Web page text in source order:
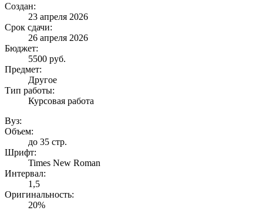
Создан:
23 апреля 2026
Срок сдачи:
26 апреля 2026
Бюджет:
5500 руб.
Предмет:
Другое
Тип работы:
Курсовая работа
Вуз:
Объем:
до 35 стр.
Шрифт:
Times New Roman
Интервал:
1,5
Оригинальность:
20%